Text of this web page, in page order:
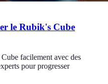
le Rubik's Cube
facilement avec des
pour progresser